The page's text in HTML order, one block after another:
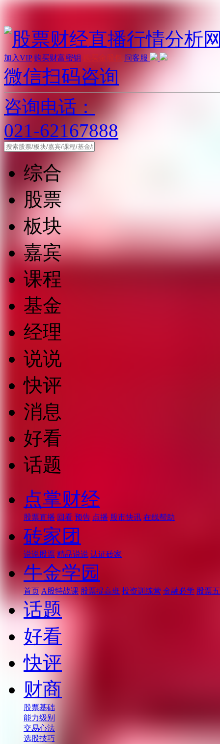
加入VIP 购买财富密钥 购买金股包 问客服
微信扫码咨询
咨询电话：
021-62167888
综合
股票
板块
嘉宾
课程
基金
经理
说说
快评
消息
好看
话题
点掌财经
股票直播 回看 预告 点播 股市快讯 在线帮助
砖家团
说说股票 精品说说 认证砖家
牛金学园
首页 A股特战课 股票提高班 投资训练营 金融必学 股票
话题
好看
快评
财商
股票基础
能力级别
交易心法
选股技巧